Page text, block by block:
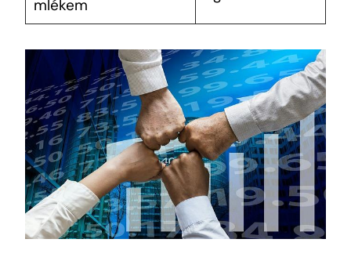
mlékem